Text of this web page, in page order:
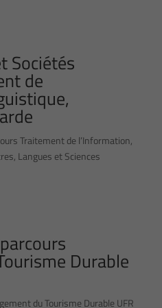
Sociétés
de
Traitement de l’Information,
Langues et Sciences
Durable
du Tourisme Durable UFR